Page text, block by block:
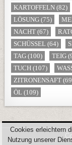
KARTOFFELN (82)
LÖSUNG (75)
NACHT (67)
SCHÜSSEL (64)
TAG (100) TEIG
TUCH (107)
ZITRONENSAFT
ÖL (109)
Cookies erleichtern
Nutzung unserer